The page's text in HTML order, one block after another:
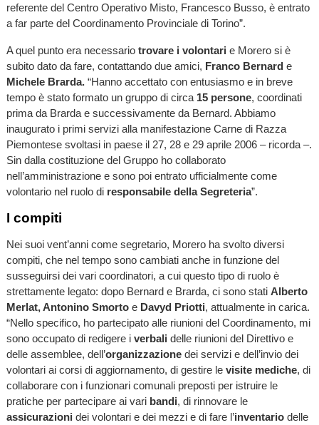
referente del Centro Operativo Misto, Francesco Busso, è entrato
a far parte del Coordinamento Provinciale di Torino”.
A quel punto era necessario trovare i volontari e Morero si è
subito dato da fare, contattando due amici, Franco Bernard e
Michele Brarda. “Hanno accettato con entusiasmo e in breve
tempo è stato formato un gruppo di circa 15 persone, coordinati
prima da Brarda e successivamente da Bernard. Abbiamo
inaugurato i primi servizi alla manifestazione Carne di Razza
Piemontese svoltasi in paese il 27, 28 e 29 aprile 2006 – ricorda –.
Sin dalla costituzione del Gruppo ho collaborato
nell’amministrazione e sono poi entrato ufficialmente come
volontario nel ruolo di responsabile della Segreteria”.
I compiti
Nei suoi vent’anni come segretario, Morero ha svolto diversi
compiti, che nel tempo sono cambiati anche in funzione del
susseguirsi dei vari coordinatori, a cui questo tipo di ruolo è
strettamente legato: dopo Bernard e Brarda, ci sono stati Alberto
Merlat, Antonino Smortoe Davyd Priotti, attualmente in carica.
“Nello specifico, ho partecipato alle riunioni del Coordinamento, mi
sono occupato di redigere i verbali delle riunioni del Direttivo e
delle assemblee, dell’organizzazionedei servizi e dell’invio dei
volontari ai corsi di aggiornamento, di gestire le visite mediche, di
collaborare con i funzionari comunali preposti per istruire le
pratiche per partecipare ai vari bandi, di rinnovare le
assicurazioni dei volontari e dei mezzi e di fare l’inventariodelle